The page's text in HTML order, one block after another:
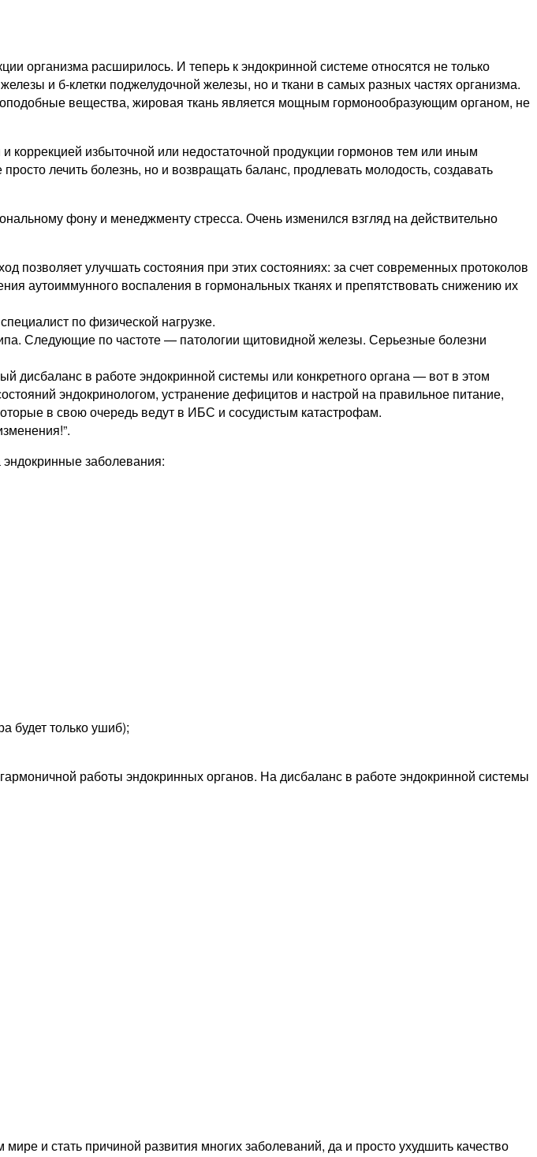
организма расширилось. И теперь к эндокринной системе относятся не только
и б-клетки поджелудочной железы, но и ткани в самых разных частях организма.
вещества, жировая ткань является мощным гормонообразующим органом, не
коррекцией избыточной или недостаточной продукции гормонов тем или иным
лечить болезнь, но и возвращать баланс, продлевать молодость, создавать
фону и менеджменту стресса. Очень изменился взгляд на действительно
улучшать состояния при этих состояниях: за счет современных протоколов
аутоиммунного воспаления в гормональных тканях и препятствовать снижению их
по физической нагрузке.
Следующие по частоте — патологии щитовидной железы. Серьезные болезни
дисбаланс в работе эндокринной системы или конкретного органа — вот в этом
эндокринологом, устранение дефицитов и настрой на правильное питание,
в свою очередь ведут в ИБС и сосудистым катастрофам.
заболевания:
будет только ушиб);
работы эндокринных органов. На дисбаланс в работе эндокринной системы
и стать причиной развития многих заболеваний, да и просто ухудшить качество